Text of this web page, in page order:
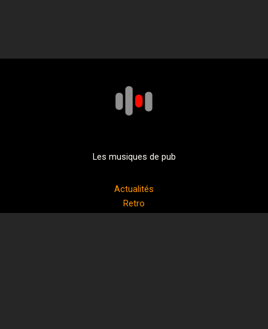
Les musiques de pub
Actualités
Retro